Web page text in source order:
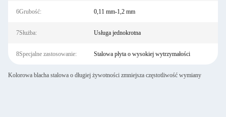
6Grubość: 0,11 mm-1,2 mm
7Służba: Usługa jednokrotna
8Specjalne zastosowanie: Stalowa płyta o wysokiej wytrzymałości
Kolorowa blacha stalowa o długiej żywotności zmniejsza częstotliwość wymiany